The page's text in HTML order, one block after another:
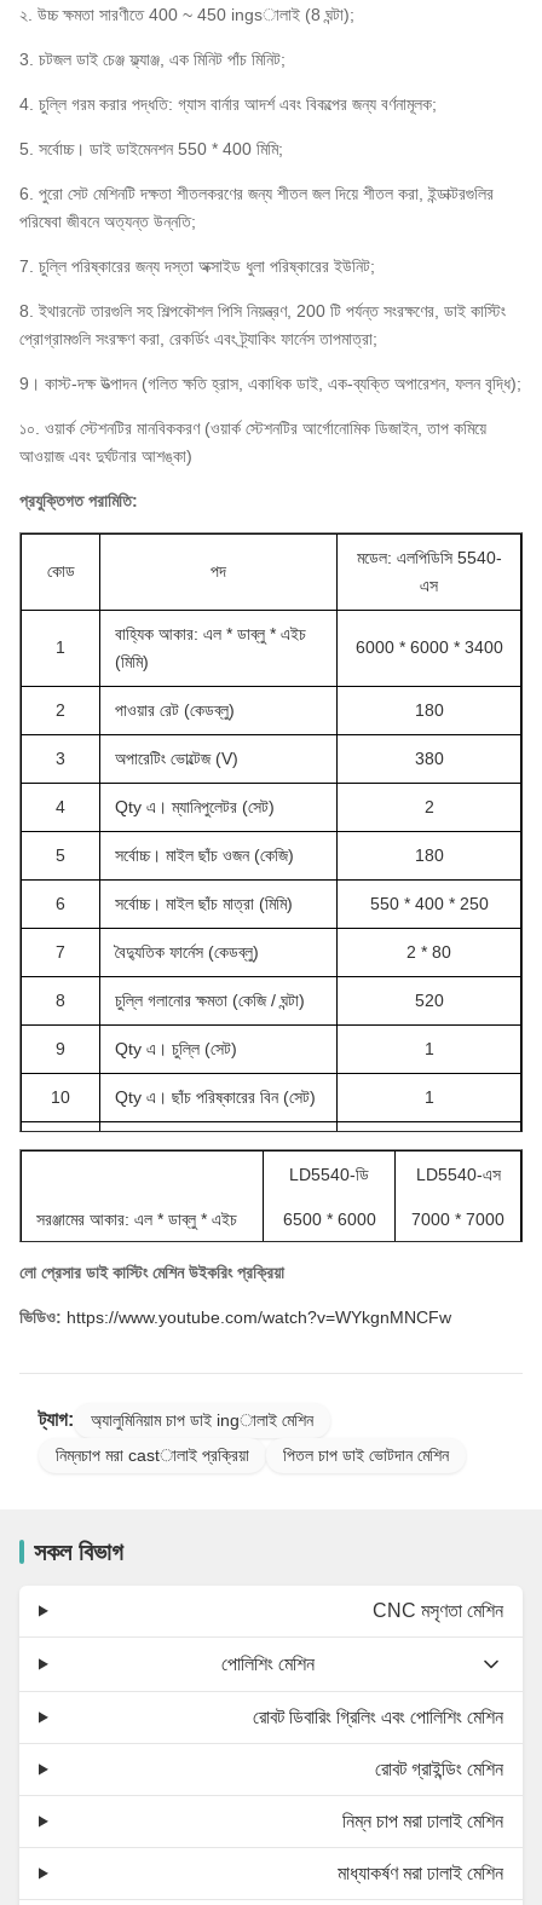
২. উচ্চ ক্ষমতা সারণীতে 400 ~ 450 ingsালাই (8 ঘন্টা);
3. চটজল ডাই চেঞ্জ ফ্ল্যাঞ্জ, এক মিনিট পাঁচ মিনিট;
4. চুল্লি গরম করার পদ্ধতি: গ্যাস বার্নার আদর্শ এবং বিকল্পের জন্য বর্ণনামূলক;
5. সর্বোচ্চ। ডাই ডাইমেনশন 550 * 400 মিমি;
6. পুরো সেট মেশিনটি দক্ষতা শীতলকরণের জন্য শীতল জল দিয়ে শীতল করা, ইন্ডাক্টরগুলির
পরিষেবা জীবনে অত্যন্ত উন্নতি;
7. চুল্লি পরিষ্কারের জন্য দস্তা অক্সাইড ধুলা পরিষ্কারের ইউনিট;
8. ইথারনেট তারগুলি সহ শিল্পকৌশল পিসি নিয়ন্ত্রণ, 200 টি পর্যন্ত সংরক্ষণের, ডাই কাস্টিং
প্রোগ্রামগুলি সংরক্ষণ করা, রেকর্ডিং এবং ট্র্যাকিং ফার্নেস তাপমাত্রা;
9। কাস্ট-দক্ষ উত্পাদন (গলিত ক্ষতি হ্রাস, একাধিক ডাই, এক-ব্যক্তি অপারেশন, ফলন বৃদ্ধি);
১০. ওয়ার্ক স্টেশনটির মানবিককরণ (ওয়ার্ক স্টেশনটির আর্গোনোমিক ডিজাইন, তাপ কমিয়ে
আওয়াজ এবং দুর্ঘটনার আশঙ্কা)
প্রযুক্তিগত পরামিতি:
কোড পদ
মডেল: এলপিডিসি 5540-
এস
1
বাহ্যিক আকার: এল * ডাব্লু * এইচ
(মিমি)
6000 * 6000 * 3400
2 পাওয়ার রেট (কেডব্লু) 180
3 অপারেটিং ভোল্টেজ (V) 380
4 Qty এ। ম্যানিপুলেটর (সেট) 2
5 সর্বোচ্চ। মাইল ছাঁচ ওজন (কেজি) 180
6 সর্বোচ্চ। মাইল ছাঁচ মাত্রা (মিমি) 550 * 400 * 250
7 বৈদ্যুতিক ফার্নেস (কেডব্লু) 2 * 80
8 চুল্লি গলানোর ক্ষমতা (কেজি / ঘন্টা) 520
9 Qty এ। চুল্লি (সেট) 1
10 Qty এ। ছাঁচ পরিষ্কারের বিন (সেট) 1
11 Qty এ। ফিডার (সেট) 2
13 Qty এ। ক্রেনের (সেট) 1
জলচাপ (কেজি)
21 370
ছাঁচ ভেজানোর কোণ পরিসর (°) 0 ~ 90
24 স্ট্রোক অফ থিম্বল (মিমি) 50
25 Ingালাইয়ের চাপ (বার) 50 ~ 1200
সরঞ্জামের আকার: এল * ডাব্লু * এইচ
LD5540-ডি
6500 * 6000
* 3400mm
LD5540-এস
7000 * 7000
* 3687mm
সম্পূর্ণ ওজন 13T
অপারেটিং ভোল্টেজ
লো প্রেসার ডাই কাস্টিং মেশিন উইকরিং প্রক্রিয়া
ভিডিও: https://www.youtube.com/watch?v=WYkgnMNCFw
ট্যাগ:
অ্যালুমিনিয়াম চাপ ডাই ingালাই মেশিন
নিম্নচাপ মরা castালাই প্রক্রিয়া
পিতল চাপ ডাই ভোটদান মেশিন
সকল বিভাগ
CNC মসৃণতা মেশিন
পোলিশিং মেশিন
রোবট ডিবারিং গ্রিলিং এবং পোলিশিং মেশিন
রোবট গ্রাইন্ডিং মেশিন
নিম্ন চাপ মরা ঢালাই মেশিন
মাধ্যাকর্ষণ মরা ঢালাই মেশিন